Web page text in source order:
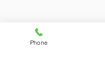
Phone